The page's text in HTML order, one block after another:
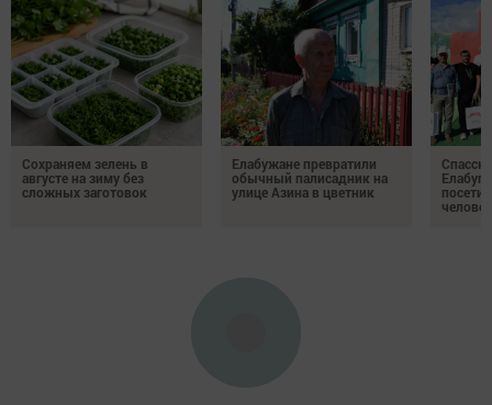
Сохраняем зелень в
августе на зиму без
сложных заготовок
Елабужане превратили
обычный палисадник на
улице Азина в цветник
человек